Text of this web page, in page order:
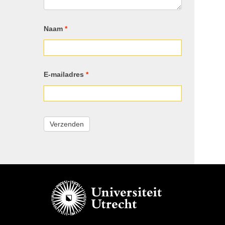
Naam *
E-mailadres *